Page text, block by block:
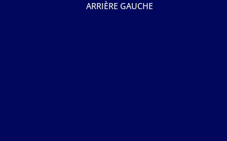
ARRIÈRE GAUCHE